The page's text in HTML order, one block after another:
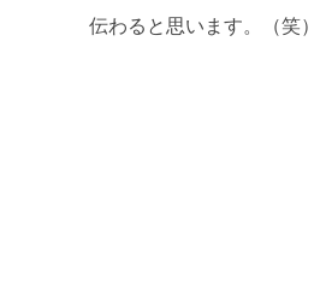
伝わると思います。（笑）